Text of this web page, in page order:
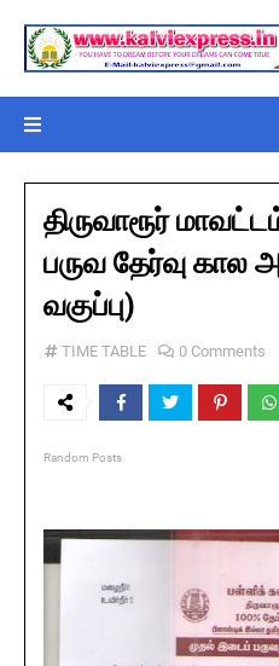
திருவாரூர்
பருவ தேர்வு
வகுப்பு)
TIME TABLE 0 Comments
Random Posts